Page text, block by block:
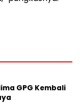
GPG Kembali